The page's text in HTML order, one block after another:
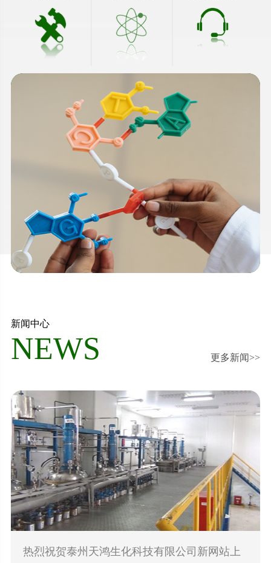
新闻中心
NEWS 更多新闻>>
热烈祝贺泰州天鸿生化科技有限公司新网站上